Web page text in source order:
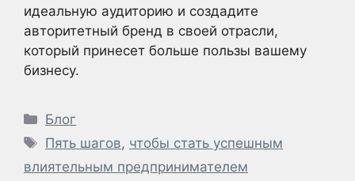
идеальную аудиторию и создадите
авторитетный бренд в своей отрасли,
который принесет больше пользы вашему
бизнесу.
Рубрики
Блог
Метки
Пять шагов, чтобы стать успешным
влиятельным предпринимателем